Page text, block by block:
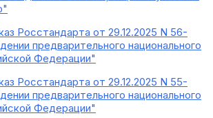
Росстандарта от 29.12.2025 N 56-
предварительного национального
Федерации"
Росстандарта от 29.12.2025 N 55-
предварительного национального
Федерации"